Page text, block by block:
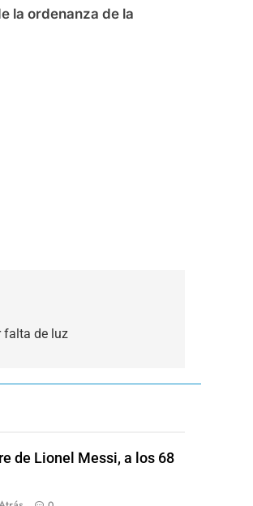
la ordenanza de la
falta de luz
de Lionel Messi, a los 68